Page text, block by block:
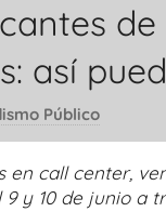
así
Público
call center,
y 10 de junio a